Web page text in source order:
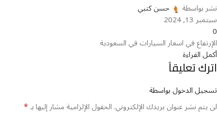
نشر بواسطة حسن كتبي
سبتمبر 13, 2024
0
الإرتفاع في اسعار السيارات في السعودية
أكمل القراءة
اترك تعليقاً
تسجيل الدخول بواسطة
لن يتم نشر عنوان بريدك الإلكتروني.الحقول الإلزامية مشار إليها بـ*